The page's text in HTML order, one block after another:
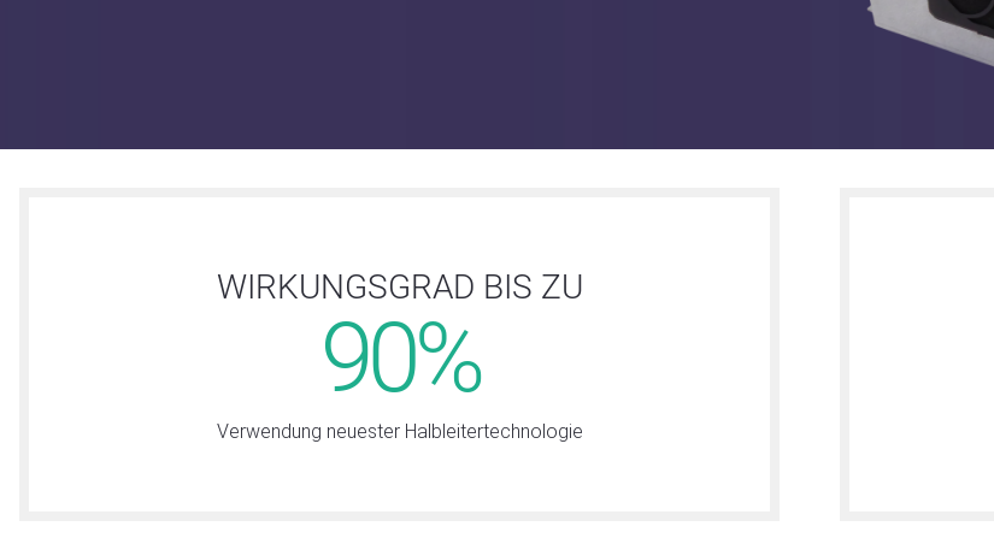
WIRKUNGSGRAD BIS ZU
90%
Verwendung neuester Halbleitertechnologie